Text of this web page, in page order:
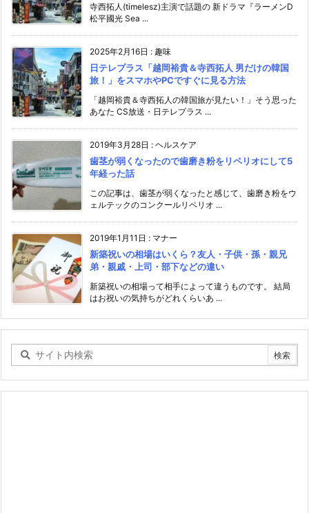
寺西拓人(timelesz)主演で話題の 新ドラマ『ラーメンD
松平國光 Sea ...
2025年2月16日 : 趣味
日テレプラス「越岡裕貴＆寺西拓人 男だけの韓国
旅！」をスマホやPCですぐに見る方法
「越岡裕貴＆寺西拓人の韓国旅が見たい！」そう思った
あなた CS放送・日テレプラス ...
2019年3月28日 : ヘルスケア
歯茎が弱くなったので歯磨き粉をリペリオにして5
年経った話
この記事は、歯茎が弱くなったと感じて、歯磨き粉をウ
ェルテックのコンクールリペリオ ...
2019年1月11日 : マナー
新築祝いの相場はいくら？友人・子供・孫・親兄
弟・親戚・上司・部下などの違い
新築祝いの相場って相手によって違うものです。 結局
はお祝いの気持ちがどれくらいあ ...